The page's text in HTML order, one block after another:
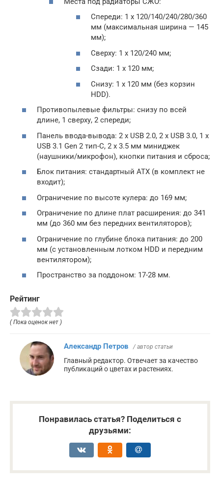
Спереди: 1 х 120/140/240/280/360
мм (максимальная ширина — 145
мм);
Сверху: 1 х 120/240 мм;
Сзади: 1 х 120 мм;
Снизу: 1 х 120 мм (без корзин
HDD).
Противопылевые фильтры: снизу по всей
длине, 1 сверху, 2 спереди;
Панель ввода-вывода: 2 x USB 2.0, 2 x USB 3.0, 1 x
USB 3.1 Gen 2 тип-C, 2 x 3.5 мм миниджек
(наушники/микрофон), кнопки питания и сброса;
Блок питания: стандартный ATX (в комплект не
входит);
Ограничение по высоте кулера: до 169 мм;
Ограничение по длине плат расширения: до 341
мм (до 360 мм без передних вентиляторов);
Ограничение по глубине блока питания: до 200
мм (с установленным лотком HDD и передним
вентилятором);
Пространство за поддоном: 17-28 мм.
Рейтинг
( Пока оценок нет )
Александр Петров / автор статьи
Главный редактор. Отвечает за качество
публикаций о цветах и растениях.
Понравилась статья? Поделиться с
друзьями: